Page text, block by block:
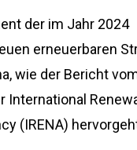
der im Jahr 2024
erneuerbaren
wie der Bericht
International
(IRENA)